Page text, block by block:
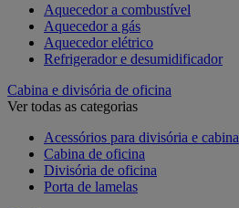
Aquecedor a combustível
Aquecedor a gás
Aquecedor elétrico
Refrigerador e desumidificador
Cabina e divisória de oficina
Ver todas as categorias
Acessórios para divisória e cabina
Cabina de oficina
Divisória de oficina
Porta de lamelas